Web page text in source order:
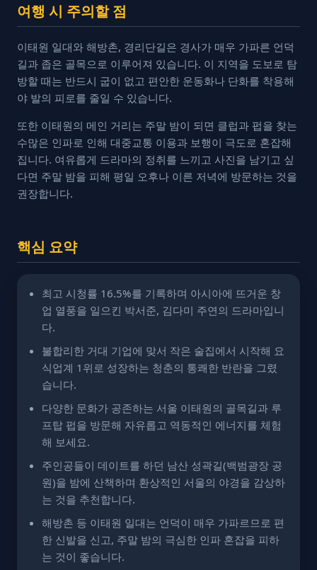
여행 시 주의할 점
이태원 일대와 해방촌, 경리단길은 경사가 매우 가파른 언덕
길과 좁은 골목으로 이루어져 있습니다. 이 지역을 도보로 탐
방할 때는 반드시 굽이 없고 편안한 운동화나 단화를 착용해
야 발의 피로를 줄일 수 있습니다.
또한 이태원의 메인 거리는 주말 밤이 되면 클럽과 펍을 찾는
수많은 인파로 인해 대중교통 이용과 보행이 극도로 혼잡해
집니다. 여유롭게 드라마의 정취를 느끼고 사진을 남기고 싶
다면 주말 밤을 피해 평일 오후나 이른 저녁에 방문하는 것을
권장합니다.
핵심 요약
최고 시청률 16.5%를 기록하며 아시아에 뜨거운 창
업 열풍을 일으킨 박서준, 김다미 주연의 드라마입니
다.
불합리한 거대 기업에 맞서 작은 술집에서 시작해 요
식업계 1위로 성장하는 청춘의 통쾌한 반란을 그렸
습니다.
다양한 문화가 공존하는 서울 이태원의 골목길과 루
프탑 펍을 방문해 자유롭고 역동적인 에너지를 체험
해 보세요.
주인공들이 데이트를 하던 남산 성곽길(백범광장 공
원)을 밤에 산책하며 환상적인 서울의 야경을 감상하
는 것을 추천합니다.
해방촌 등 이태원 일대는 언덕이 매우 가파르므로 편
한 신발을 신고, 주말 밤의 극심한 인파 혼잡을 피하
는 것이 좋습니다.